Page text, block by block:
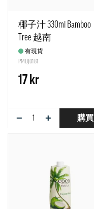
椰子汁 330ml Bamboo
Tree 越南
有現貨
PMDJ0181
17 kr
− + 購買